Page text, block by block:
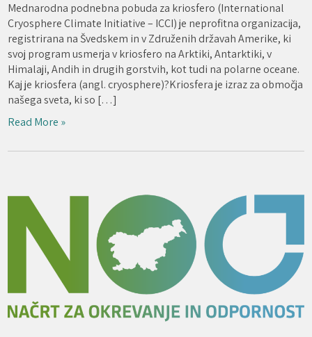
Mednarodna podnebna pobuda za kriosfero (International
Cryosphere Climate Initiative – ICCI) je neprofitna organizacija,
registrirana na Švedskem in v Združenih državah Amerike, ki
svoj program usmerja v kriosfero na Arktiki, Antarktiki, v
Himalaji, Andih in drugih gorstvih, kot tudi na polarne oceane.
Kaj je kriosfera (angl. cryosphere)?Kriosfera je izraz za območja
našega sveta, ki so […]
Read More »